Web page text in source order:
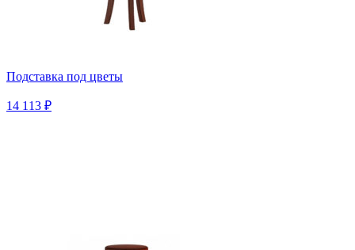
Подставка под цветы
14 113 ₽